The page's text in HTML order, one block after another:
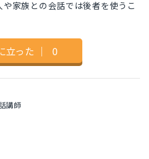
家族との会話では後者を使うこ
立った ｜ 0
講師